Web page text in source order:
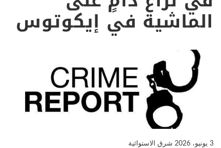
الماشية في إيكوتوس
3 يونيو، 2026 شرق الاستوائية